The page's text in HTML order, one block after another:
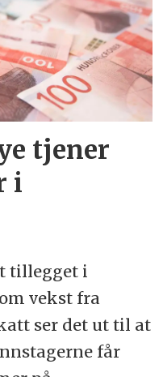
tjener
i
tillegget i
vekst fra
ser det ut til at
får